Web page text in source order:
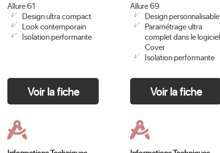
Allure 61
Design ultra compact
Look contemporain
Isolation performante
Voir la fiche
Allure 69
Design personnalisable
Paramétrage ultra
complet dans le logiciel
Cover
Isolation performante
Voir la fiche